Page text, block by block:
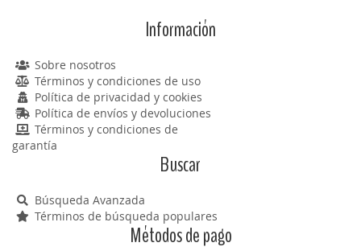
Información
Sobre nosotros
Términos y condiciones de uso
Política de privacidad y cookies
Política de envíos y devoluciones
Términos y condiciones de
garantía
Buscar
Búsqueda Avanzada
Términos de búsqueda populares
Métodos de pago